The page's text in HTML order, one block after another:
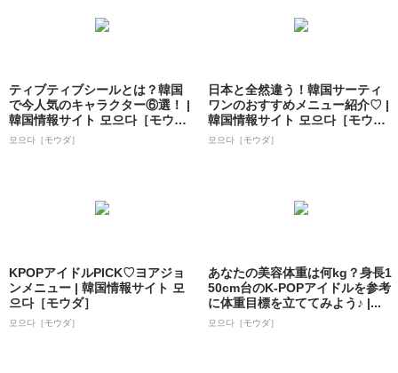
ティブティブシールとは？韓国
で今人気のキャラクター⑥選！ |
韓国情報サイト 모으다［モウ
ダ］
모으다［モウダ］
日本と全然違う！韓国サーティ
ワンのおすすめメニュー紹介♡ |
韓国情報サイト 모으다［モウ
ダ］
모으다［モウダ］
KPOPアイドルPICK♡ヨアジョ
ンメニュー | 韓国情報サイト 모
으다［モウダ］
모으다［モウダ］
あなたの美容体重は何kg？身長1
50cm台のK-POPアイドルを参考
に体重目標を立ててみよう♪ |...
모으다［モウダ］